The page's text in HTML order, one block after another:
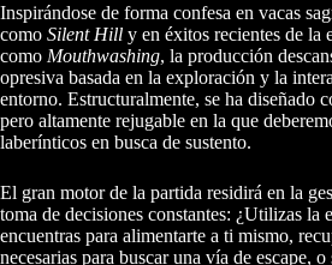
Inspirándose de forma confesa en vacas
como Silent Hill y en éxitos recientes de la
como Mouthwashing, la producción
opresiva basada en la exploración y la
entorno. Estructuralmente, se ha diseñado
pero altamente rejugable en la que
laberínticos en busca de sustento.
El gran motor de la partida residirá en la
toma de decisiones constantes: ¿Utilizas la
encuentras para alimentarte a ti mismo,
necesarias para buscar una vía de escape,